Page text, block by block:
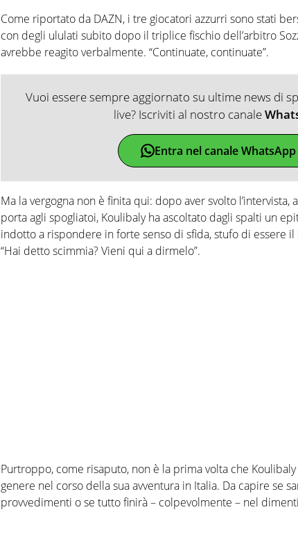
Come riportato da DAZN, i tre giocatori azzurri sono stati
con degli ululati subito dopo il triplice fischio dell’arbitro
avrebbe reagito verbalmente. “Continuate, continuate”.
Vuoi essere sempre aggiornato su ultime news di
live? Iscriviti al nostro canale
Entra nel canale WhatsApp
Ma la vergogna non è finita qui: dopo aver svolto l’intervista,
porta agli spogliatoi, Koulibaly ha ascoltato dagli spalti un
indotto a rispondere in forte senso di sfida, stufo di essere
“Hai detto scimmia? Vieni qui a dirmelo”.
Purtroppo, come risaputo, non è la prima volta che
genere nel corso della sua avventura in Italia. Da capire se
provvedimenti o se tutto finirà – colpevolmente – nel